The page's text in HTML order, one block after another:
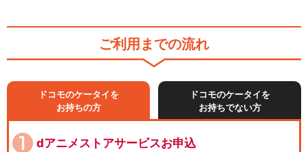
ご利用までの流れ
ドコモのケータイを
お持ちの方
ドコモのケータイを
お持ちでない方
dアニメストアサービスお申込